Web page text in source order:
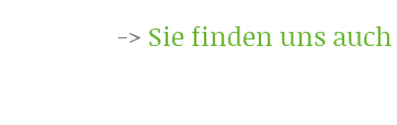
-> Sie finden uns auch